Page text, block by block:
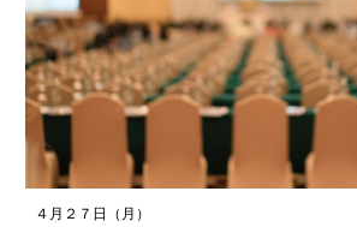
４月２７日（月）